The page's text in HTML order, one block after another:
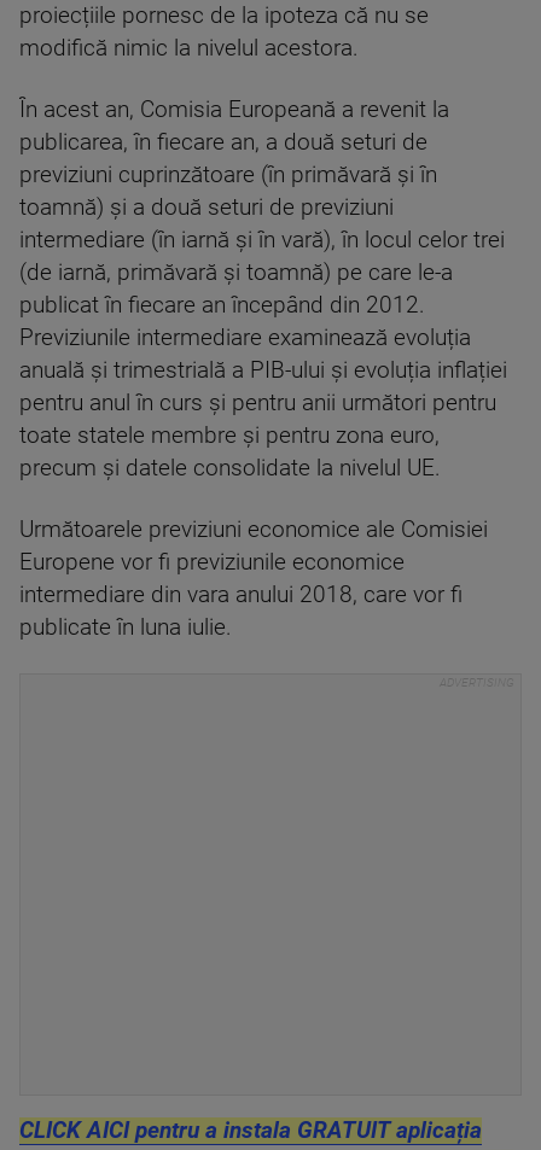
proiecțiile pornesc de la ipoteza că nu se
modifică nimic la nivelul acestora.
În acest an, Comisia Europeană a revenit la
publicarea, în fiecare an, a două seturi de
previziuni cuprinzătoare (în primăvară și în
toamnă) și a două seturi de previziuni
intermediare (în iarnă și în vară), în locul celor trei
(de iarnă, primăvară și toamnă) pe care le-a
publicat în fiecare an începând din 2012.
Previziunile intermediare examinează evoluția
anuală și trimestrială a PIB-ului și evoluția inflației
pentru anul în curs și pentru anii următori pentru
toate statele membre și pentru zona euro,
precum și datele consolidate la nivelul UE.
Următoarele previziuni economice ale Comisiei
Europene vor fi previziunile economice
intermediare din vara anului 2018, care vor fi
publicate în luna iulie.
CLICK AICI pentru a instala GRATUIT aplicația